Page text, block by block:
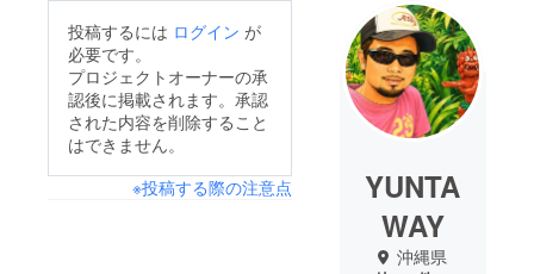
投稿するには ログイン が
必要です。
プロジェクトオーナーの承
認後に掲載されます。承認
された内容を削除すること
はできません。
※投稿する際の注意点
YUNTA
WAY
沖縄県